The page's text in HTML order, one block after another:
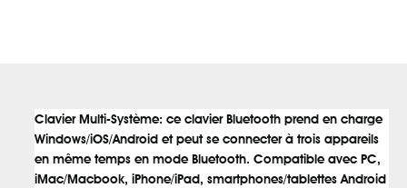
Clavier Multi-Système: ce clavier Bluetooth prend en charge
Windows/iOS/Android et peut se connecter à trois appareils
en même temps en mode Bluetooth. Compatible avec PC,
iMac/Macbook, iPhone/iPad, smartphones/tablettes Android